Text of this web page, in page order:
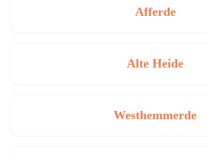
Afferde
Alte Heide
Westhemmerde